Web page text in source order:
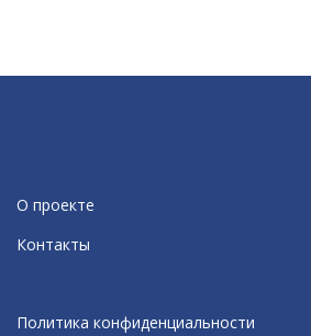
О проекте
Контакты
Политика конфиденциальности